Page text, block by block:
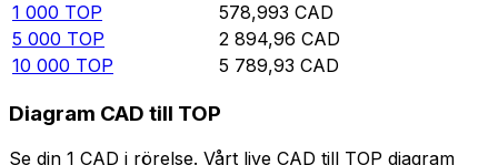
1 000 TOP 578,993 CAD
5 000 TOP 2 894,96 CAD
10 000 TOP 5 789,93 CAD
Diagram CAD till TOP
Se din 1 CAD i rörelse. Vårt live CAD till TOP diagram